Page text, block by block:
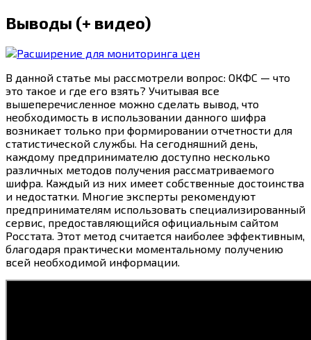
Выводы (+ видео)
В данной статье мы рассмотрели вопрос: ОКФС — что
это такое и где его взять? Учитывая все
вышеперечисленное можно сделать вывод, что
необходимость в использовании данного шифра
возникает только при формировании отчетности для
статистической службы. На сегодняшний день,
каждому предпринимателю доступно несколько
различных методов получения рассматриваемого
шифра. Каждый из них имеет собственные достоинства
и недостатки. Многие эксперты рекомендуют
предпринимателям использовать специализированный
сервис, предоставляющийся официальным сайтом
Росстата. Этот метод считается наиболее эффективным,
благодаря практически моментальному получению
всей необходимой информации.